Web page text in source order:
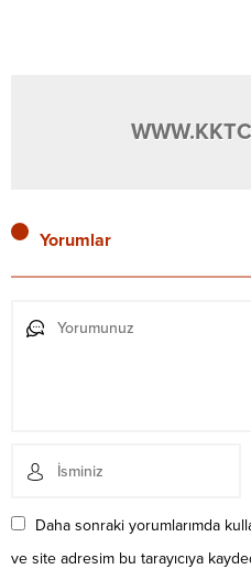
Yorumlar
Daha sonraki yorumlarımda
ve site adresim bu tarayıcıya